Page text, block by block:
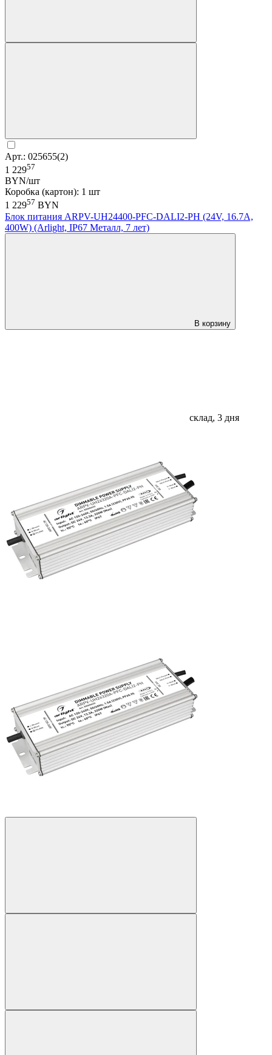
Арт.: 025655(2)
1 22957
BYN/шт
Коробка (картон): 1 шт
1 22957 BYN
Блок питания ARPV-UH24400-PFC-DALI2-PH (24V, 16.7A,
400W) (Arlight, IP67 Металл, 7 лет)
В корзину
склад, 3 дня